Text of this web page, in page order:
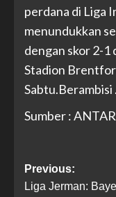
perdana di Liga
menundukkan
dengan skor 2-1
Stadion
Sumber :
Previous:
Liga Jerman: